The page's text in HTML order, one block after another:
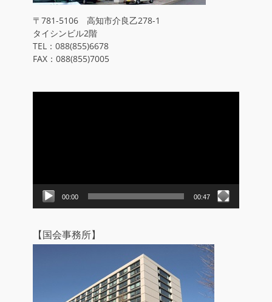
〒781-5106 高知市介良乙278-1
タイシンビル2階
TEL：088(855)6678
FAX：088(855)7005
00:00 00:47
【国会事務所】